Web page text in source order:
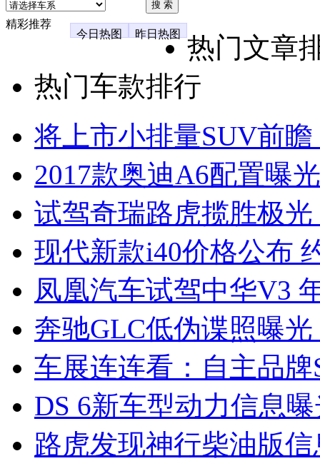
精彩推荐
今日热图
昨日热图
热门文章
热门车款排行
将上市小排量SUV前
2017款奥迪A6配置曝
试驾奇瑞路虎揽胜极
现代新款i40价格公布
凤凰汽车试驾中华V3
奔驰GLC低伪谍照曝
车展连连看：自主品牌
DS 6新车型动力信息
路虎发现神行柴油版